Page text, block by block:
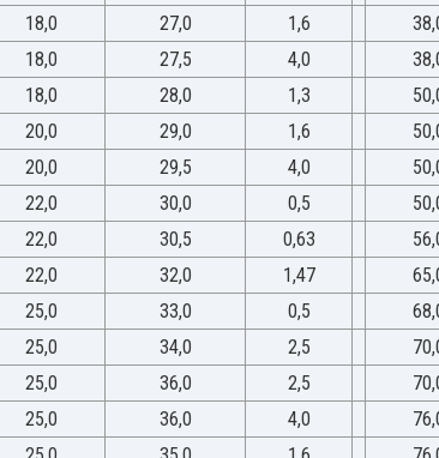
18,0 27,0 1,6
18,0 27,5 4,0
18,0 28,0 1,3
20,0 29,0 1,6
20,0 29,5 4,0
22,0 30,0 0,5
22,0 30,5 0,63
22,0 32,0 1,47
25,0 33,0 0,5
25,0 34,0 2,5
25,0 36,0 2,5
25,0 36,0 4,0